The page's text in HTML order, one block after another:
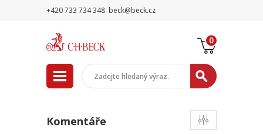
+420 733 734 348 beck@beck.cz
0
Komentáře